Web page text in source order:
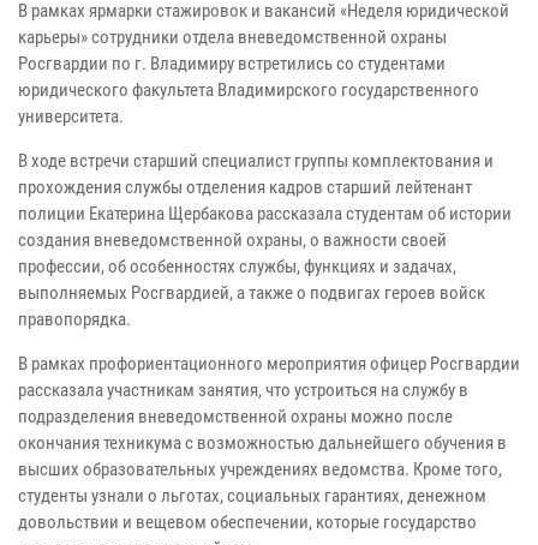
В рамках ярмарки стажировок и вакансий «Неделя юридической
карьеры» сотрудники отдела вневедомственной охраны
Росгвардии по г. Владимиру встретились со студентами
юридического факультета Владимирского государственного
университета.
В ходе встречи старший специалист группы комплектования и
прохождения службы отделения кадров старший лейтенант
полиции Екатерина Щербакова рассказала студентам об истории
создания вневедомственной охраны, о важности своей
профессии, об особенностях службы, функциях и задачах,
выполняемых Росгвардией, а также о подвигах героев войск
правопорядка.
В рамках профориентационного мероприятия офицер Росгвардии
рассказала участникам занятия, что устроиться на службу в
подразделения вневедомственной охраны можно после
окончания техникума с возможностью дальнейшего обучения в
высших образовательных учреждениях ведомства. Кроме того,
студенты узнали о льготах, социальных гарантиях, денежном
довольствии и вещевом обеспечении, которые государство